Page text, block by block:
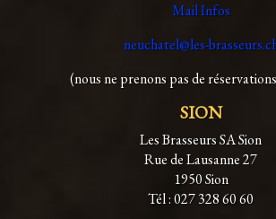
Mail Infos
neuchatel@les-
(nous ne prenons pas de
SION
Les Brasseurs SA Sion
Rue de Lausanne 27
1950 Sion
Tél : 027 328 60 60